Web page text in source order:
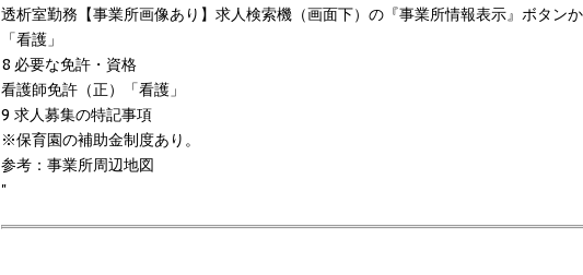
透析室勤務【事業所画像あり】求人検索機（画面下）の『事業所情報表示』ボタンか
「看護」
8 必要な免許・資格
看護師免許（正）「看護」
9 求人募集の特記事項
※保育園の補助金制度あり。
参考：事業所周辺地図
"